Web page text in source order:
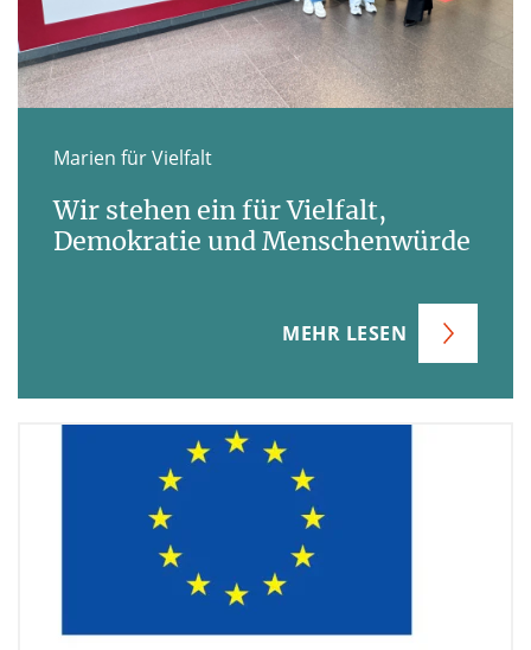
Marien für Vielfalt
Wir stehen ein für Vielfalt,
Demokratie und Menschenwürde
MEHR LESEN